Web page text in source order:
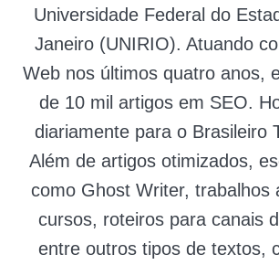
Universidade Federal do
Janeiro (UNIRIO). Atuando
Web nos últimos quatro anos,
de 10 mil artigos em SEO.
diariamente para o Brasileiro
Além de artigos otimizados,
como Ghost Writer, trabalhos
cursos, roteiros para canais
entre outros tipos de textos,